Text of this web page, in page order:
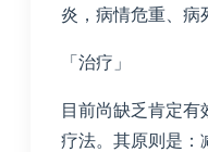
炎，病情危重、病
「治疗」
目前尚缺乏肯定
疗法。其原则是：